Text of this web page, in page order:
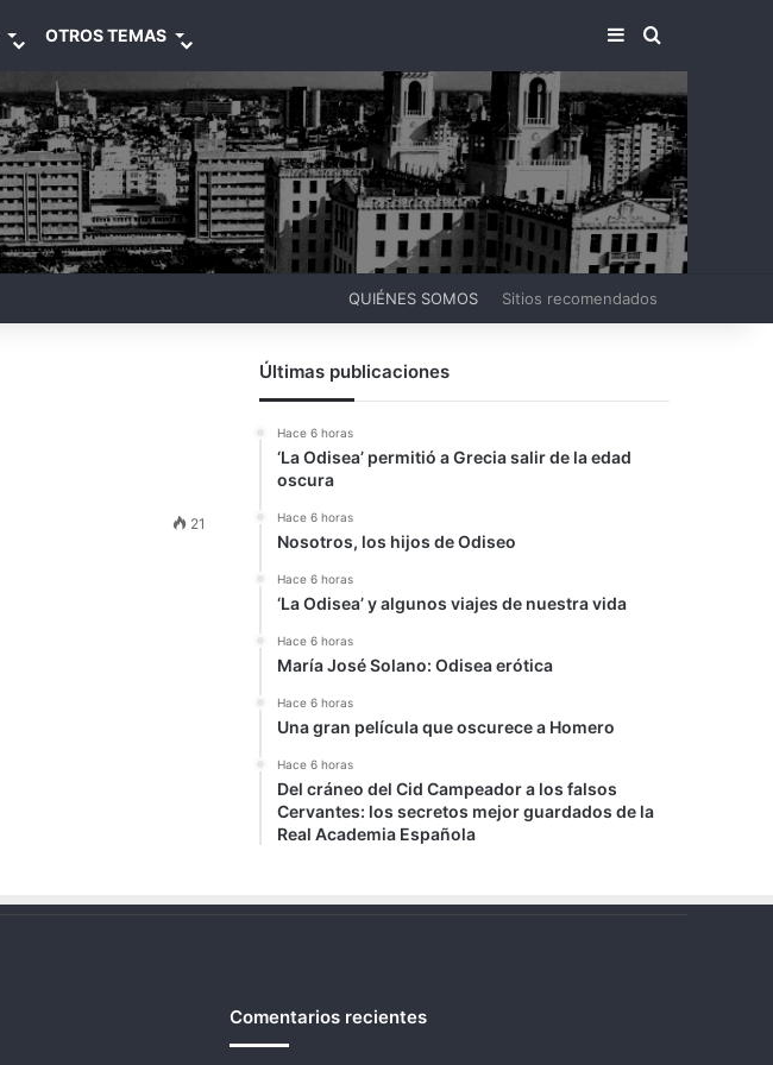
OTROS TEMAS BARRA LATERAL
BUSCAR
QUIÉNES SOMOS Sitios recomendados
21
Últimas publicaciones
Hace 6 horas
‘La Odisea’ permitió a Grecia salir de la edad
oscura
Hace 6 horas
Nosotros, los hijos de Odiseo
Hace 6 horas
‘La Odisea’ y algunos viajes de nuestra vida
Hace 6 horas
María José Solano: Odisea erótica
Hace 6 horas
Una gran película que oscurece a Homero
Hace 6 horas
Del cráneo del Cid Campeador a los falsos
Cervantes: los secretos mejor guardados de la
Real Academia Española
Comentarios recientes